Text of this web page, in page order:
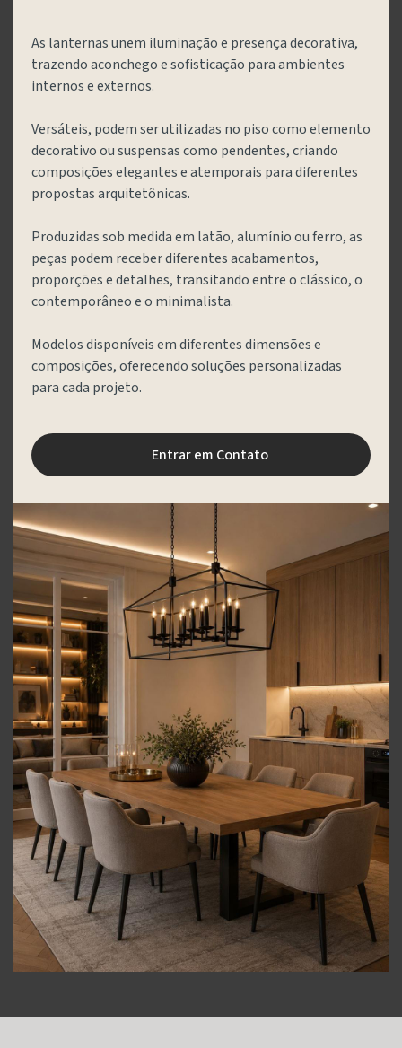
As lanternas unem iluminação e presença decorativa,
trazendo aconchego e sofisticação para ambientes
internos e externos.
Versáteis, podem ser utilizadas no piso como elemento
decorativo ou suspensas como pendentes, criando
composições elegantes e atemporais para diferentes
propostas arquitetônicas.
Produzidas sob medida em latão, alumínio ou ferro, as
peças podem receber diferentes acabamentos,
proporções e detalhes, transitando entre o clássico, o
contemporâneo e o minimalista.
Modelos disponíveis em diferentes dimensões e
composições, oferecendo soluções personalizadas
para cada projeto.
Entrar em Contato